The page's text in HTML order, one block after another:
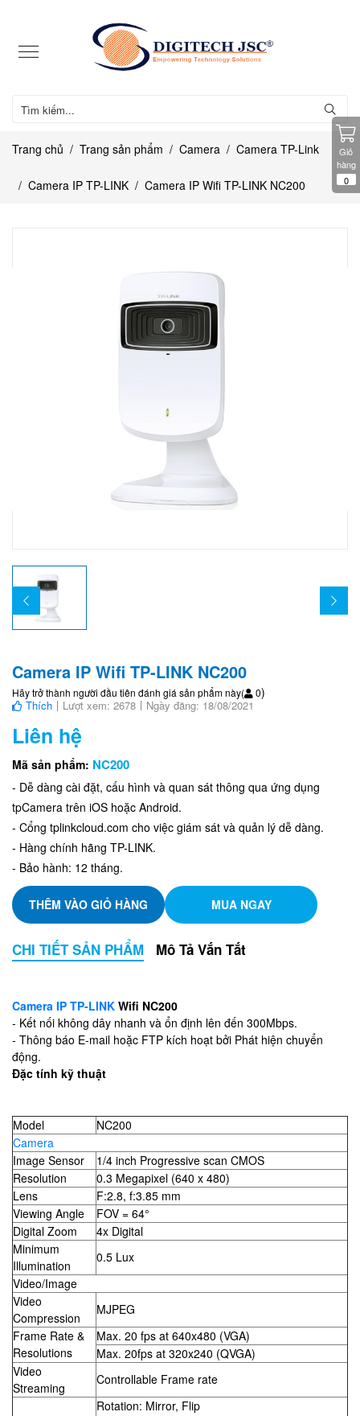
Giỏ
hàng
0
Trang chủ Trang sản phẩm Camera Camera TP-Link
Camera IP TP-LINK Camera IP Wifi TP-LINK NC200
Camera IP Wifi TP-LINK NC200
Hãy trở thành người đầu tiên đánh giá sản phẩm này( 0)
Thích Lượt xem: 2678 Ngày đăng: 18/08/2021
Liên hệ
Mã sản phẩm: NC200
- Dễ dàng cài đặt, cấu hình và quan sát thông qua ứng dụng
tpCamera trên iOS hoặc Android.
- Cổng tplinkcloud.com cho việc giám sát và quản lý dễ dàng.
- Hàng chính hãng TP-LINK.
- Bảo hành: 12 tháng.
THÊM VÀO GIỎ HÀNG MUA NGAY
CHI TIẾT SẢN PHẨM Mô Tả Vắn Tắt
Camera IP TP-LINK Wifi NC200
- Kết nối không dây nhanh và ổn định lên đến 300Mbps.
- Thông báo E-mail hoặc FTP kích hoạt bởi Phát hiện chuyển
động.
Đặc tính kỹ thuật
Model
NC200
Camera
Image Sensor
1/4 inch Progressive scan CMOS
Resolution
0.3 Megapixel (640 x 480)
Lens
F:2.8, f:3.85 mm
Viewing Angle
FOV = 64°
Digital Zoom
4x Digital
Minimum
Illumination
0.5 Lux
Video/Image
Video
Compression
MJPEG
Frame Rate &
Resolutions
Max. 20 fps at 640x480 (VGA)
Max. 20fps at 320x240 (QVGA)
Video
Streaming
Controllable Frame rate
Rotation: Mirror, Flip